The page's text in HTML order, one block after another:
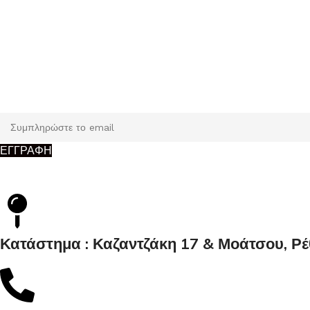
ΕΓΓΡΑΦΗ
Κατάστημα : Καζαντζάκη 17 & Μοάτσου,